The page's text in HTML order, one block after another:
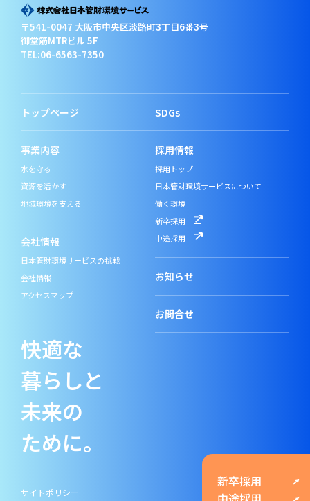
新卒採用
〒541-0047 大阪市中央区淡路町3丁目6番3号
御堂筋MTRビル 5F
TEL:06-6563-7350
トップページ
事業内容
水を守る
資源を活かす
地域環境を支える
会社情報
日本管財環境サービスの挑戦
会社情報
アクセスマップ
SDGs
採用情報
採用トップ
日本管財環境サービスについて
働く環境
新卒採用
中途採用
お知らせ
お問合せ
快適な
暮らしと
未来の
ために。
サイトポリシー